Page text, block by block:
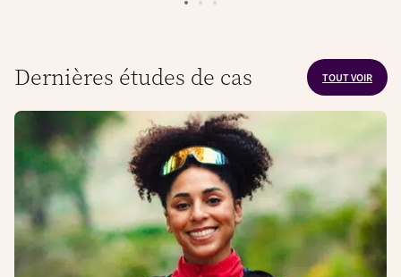
Dernières études de cas TOUT VOIR